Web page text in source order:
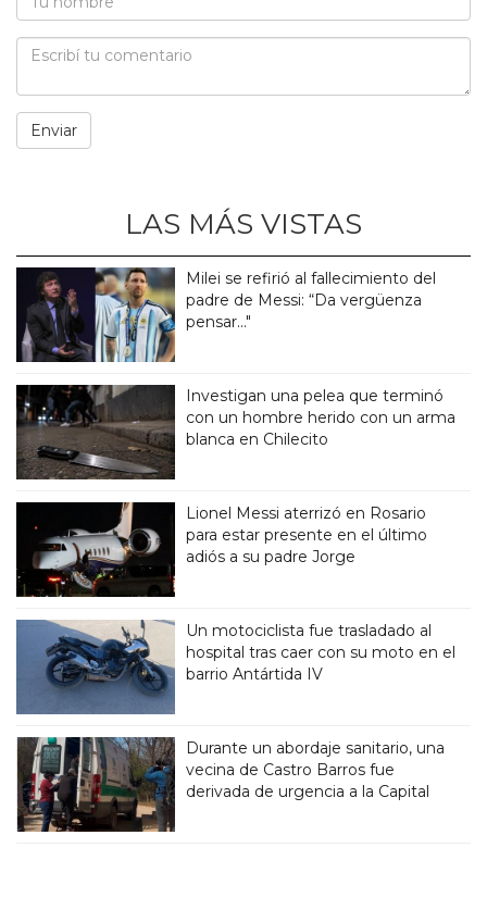
LAS MÁS VISTAS
Milei se refirió al fallecimiento del
padre de Messi: “Da vergüenza
pensar..."
Investigan una pelea que terminó
con un hombre herido con un arma
blanca en Chilecito
Lionel Messi aterrizó en Rosario
para estar presente en el último
adiós a su padre Jorge
Un motociclista fue trasladado al
hospital tras caer con su moto en el
barrio Antártida IV
Durante un abordaje sanitario, una
vecina de Castro Barros fue
derivada de urgencia a la Capital